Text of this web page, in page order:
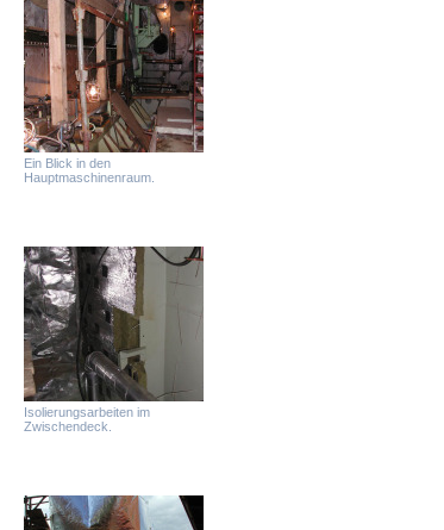
Ein Blick in den
Hauptmaschinenraum.
Isolierungsarbeiten im
Zwischendeck.